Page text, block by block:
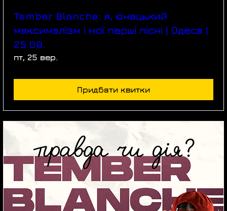
Tember Blanche: я, юнацький
максималізм і мої перші пісні | Одеса |
25.09.
пт, 25 вер.
Придбати квитки